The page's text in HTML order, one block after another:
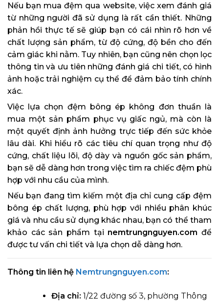
Nếu bạn mua đệm qua website, việc xem đánh giá
từ những người đã sử dụng là rất cần thiết. Những
phản hồi thực tế sẽ giúp bạn có cái nhìn rõ hơn về
chất lượng sản phẩm, từ độ cứng, độ bền cho đến
cảm giác khi nằm. Tuy nhiên, bạn cũng nên chọn lọc
thông tin và ưu tiên những đánh giá chi tiết, có hình
ảnh hoặc trải nghiệm cụ thể để đảm bảo tính chính
xác.
Việc lựa chọn đệm bông ép không đơn thuần là
mua một sản phẩm phục vụ giấc ngủ, mà còn là
một quyết định ảnh hưởng trực tiếp đến sức khỏe
lâu dài. Khi hiểu rõ các tiêu chí quan trọng như độ
cứng, chất liệu lõi, độ dày và nguồn gốc sản phẩm,
bạn sẽ dễ dàng hơn trong việc tìm ra chiếc đệm phù
hợp với nhu cầu của mình.
Nếu bạn đang tìm kiếm một địa chỉ cung cấp đệm
bông ép chất lượng, phù hợp với nhiều phân khúc
giá và nhu cầu sử dụng khác nhau, bạn có thể tham
khảo các sản phẩm tại nemtrungnguyen.com để
được tư vấn chi tiết và lựa chọn dễ dàng hơn.
Thông tin liên hệ Nemtrungnguyen.com:
Địa chỉ: 1/22 đường số 3, phường Thông